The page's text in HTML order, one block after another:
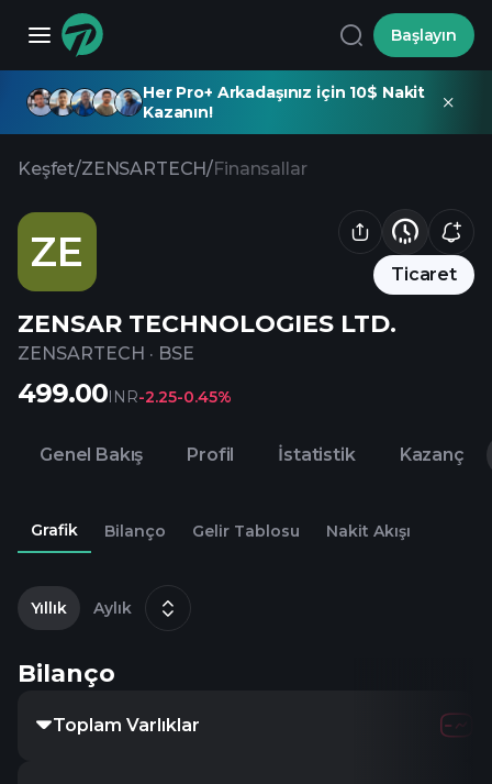
Başlayın
Her Pro+ Arkadaşınız için 10$ Nakit
Kazanın!
Keşfet/ZENSARTECH/Finansallar
ZE Ticaret
ZENSAR TECHNOLOGIES LTD.
ZENSARTECH · BSE
499.00INR-2.25-0.45%
Genel Bakış Profil İstatistik Kazanç
Grafik Bilanço Gelir Tablosu Nakit Akışı
Yıllık Aylık
Bilanço
Toplam Varlıklar